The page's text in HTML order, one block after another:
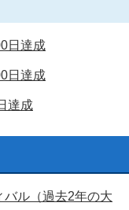
日達成
日達成
達成
バル（過去2年の大